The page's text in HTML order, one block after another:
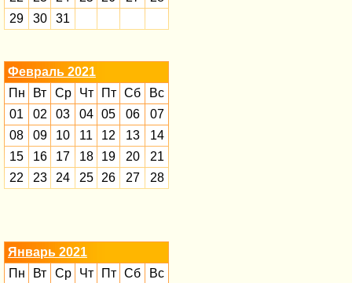
29
30 31
Февраль 2021
Пн
Вт Ср Чт Пт Сб
Вс
01
02 03 04 05 06
07
08
09 10 11 12 13
14
15
16 17 18 19 20
21
22
23 24 25 26 27 28
Январь 2021
Пн
Вт Ср Чт Пт Сб
Вс